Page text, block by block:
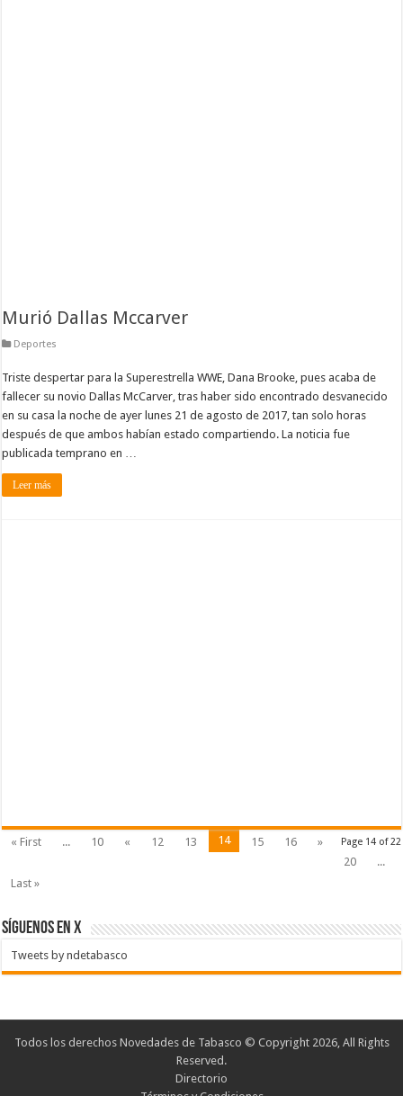
Murió Dallas Mccarver
Deportes
Triste despertar para la Superestrella WWE, Dana Brooke, pues acaba de
fallecer su novio Dallas McCarver, tras haber sido encontrado desvanecido
en su casa la noche de ayer lunes 21 de agosto de 2017, tan solo horas
después de que ambos habían estado compartiendo. La noticia fue
publicada temprano en …
Leer más
Page 14 of 22
« First ... 10 « 12 13 14 15 16
»
20
...
Last »
SÍGUENOS EN X
Tweets by ndetabasco
Todos los derechos Novedades de Tabasco © Copyright 2026, All Rights
Reserved.
Directorio